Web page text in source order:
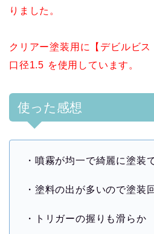
りました。
クリアー塗装用に【デビルビ
口径1.5 を使用しています。
使った感想
・噴霧が均一で綺麗に塗装
・塗料の出が多いので塗装
・トリガーの握りも滑らか